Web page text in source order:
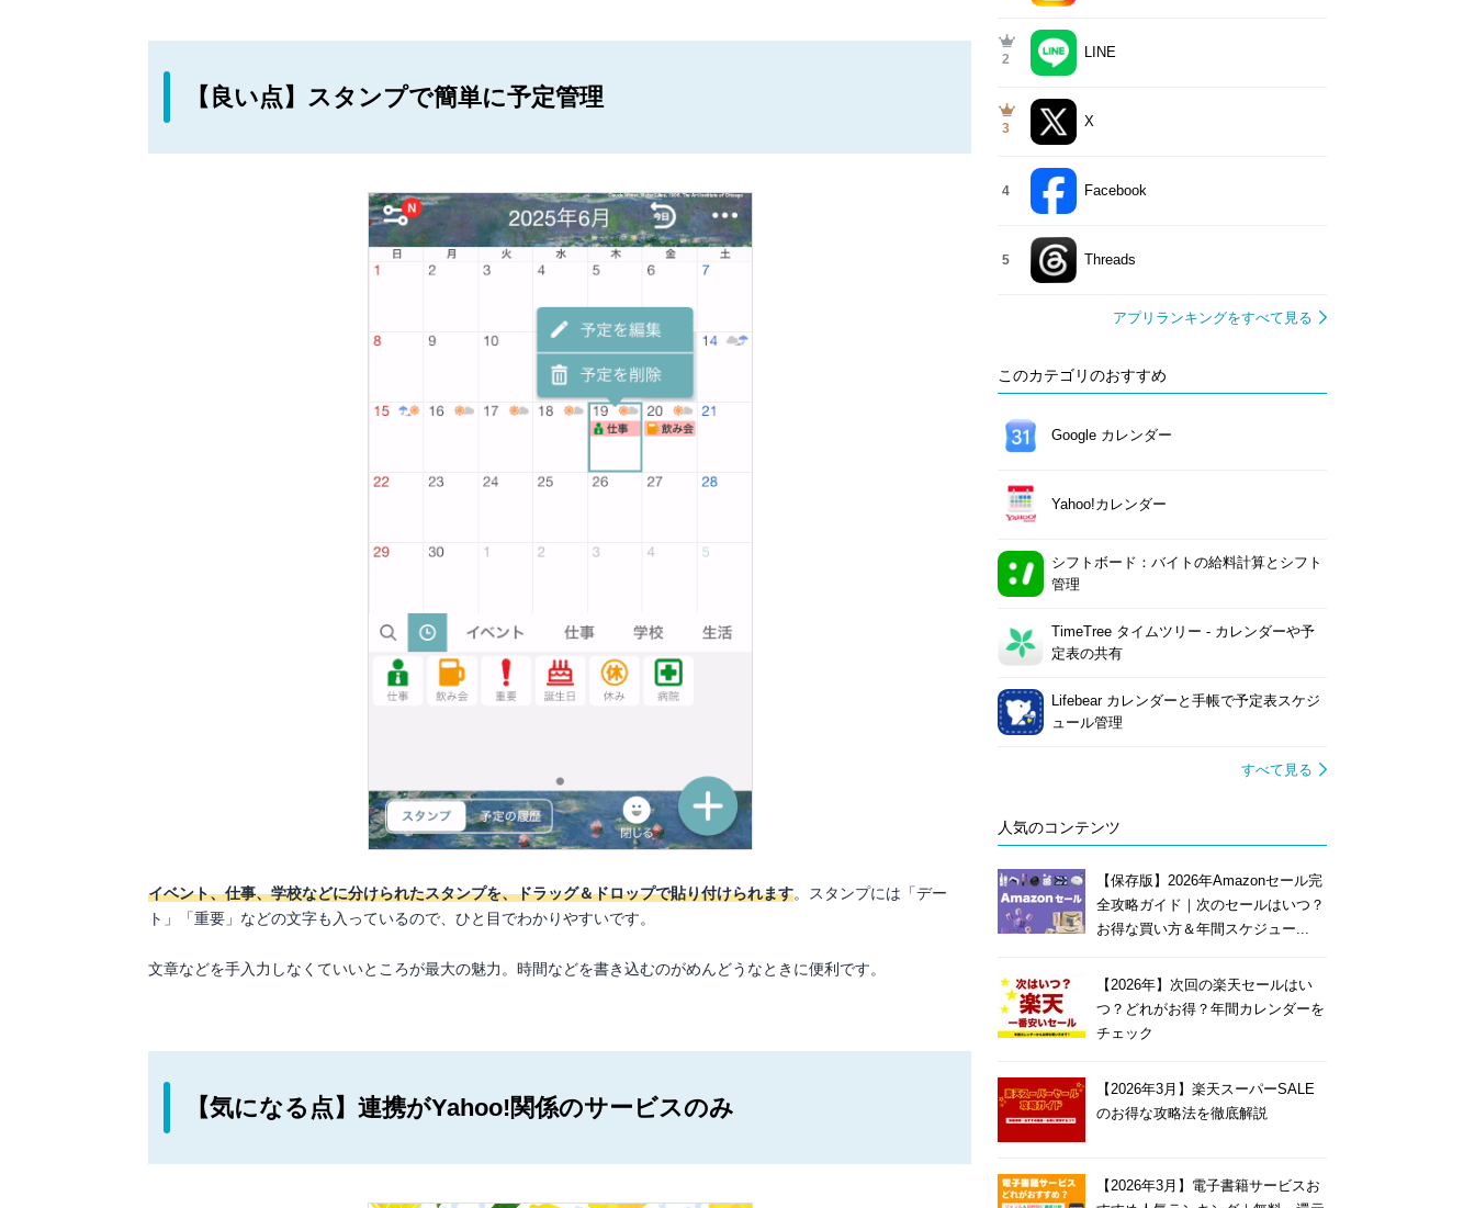
【良い点】スタンプで簡単に予定管理
イベント、仕事、学校などに分けられたスタンプを、ドラッグ＆ドロップで貼り付けられます。スタンプには「デー
ト」「重要」などの文字も入っているので、ひと目でわかりやすいです。
文章などを手入力しなくていいところが最大の魅力。時間などを書き込むのがめんどうなときに便利です。
【気になる点】連携がYahoo!関係のサービスのみ
2 LINE
3 X
4 Facebook
5 Threads
アプリランキングをすべて見る
このカテゴリのおすすめ
Google カレンダー
Yahoo!カレンダー
シフトボード：バイトの給料計算とシフト
管理
TimeTree タイムツリー - カレンダーや予
定表の共有
Lifebear カレンダーと手帳で予定表スケジ
ュール管理
すべて見る
人気のコンテンツ
【保存版】2026年Amazonセール完
全攻略ガイド｜次のセールはいつ？
お得な買い方＆年間スケジュー...
【2026年】次回の楽天セールはい
つ？どれがお得？年間カレンダーを
チェック
【2026年3月】楽天スーパーSALE
のお得な攻略法を徹底解説
【2026年3月】電子書籍サービスお